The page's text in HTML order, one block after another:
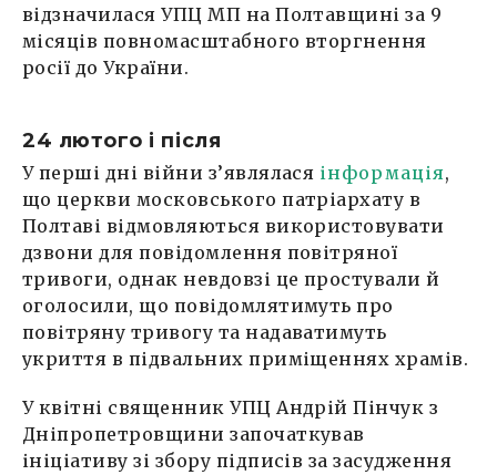
відзначилася УПЦ МП на Полтавщині за 9
місяців повномасштабного вторгнення
росії до України.
24 лютого і після
У перші дні війни з’являлася інформація,
що церкви московського патріархату в
Полтаві відмовляються використовувати
дзвони для повідомлення повітряної
тривоги, однак невдовзі це простували й
оголосили, що повідомлятимуть про
повітряну тривогу та надаватимуть
укриття в підвальних приміщеннях храмів.
У квітні священник УПЦ Андрій Пінчук з
Дніпропетровщини започаткував
ініціативу зі збору підписів за засудження